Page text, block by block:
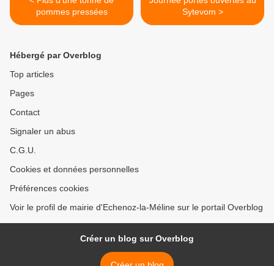
pommes pressées
Sytevom >
Hébergé par Overblog
Top articles
Pages
Contact
Signaler un abus
C.G.U.
Cookies et données personnelles
Préférences cookies
Voir le profil de mairie d'Echenoz-la-Méline sur le portail Overblog
Créer un blog sur Overblog